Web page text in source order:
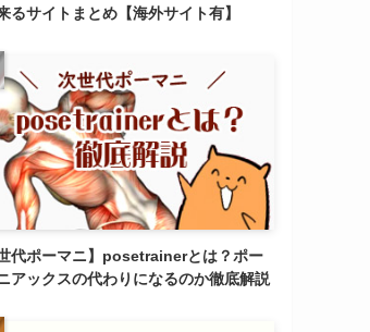
るサイトまとめ【海外サイト有】
世代ポーマニ】posetrainerとは？ポー
アックスの代わりになるのか徹底解説